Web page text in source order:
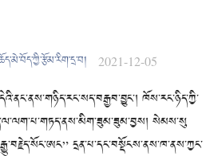
2021-12-05
ཁོས་རང་ཉིད་ཀྱི་
སེམས་སུ
དྲན་པ་དང་བསྡོངས་ནས་ཁ་ནས་ཀྱང་